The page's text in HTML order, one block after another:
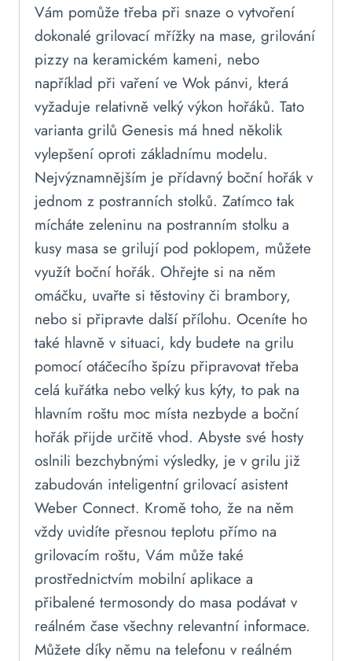
Vám pomůže třeba při snaze o vytvoření
dokonalé grilovací mřížky na mase, grilování
pizzy na keramickém kameni, nebo
například při vaření ve Wok pánvi, která
vyžaduje relativně velký výkon hořáků. Tato
varianta grilů Genesis má hned několik
vylepšení oproti základnímu modelu.
Nejvýznamnějším je přídavný boční hořák v
jednom z postranních stolků. Zatímco tak
mícháte zeleninu na postranním stolku a
kusy masa se grilují pod poklopem, můžete
využít boční hořák. Ohřejte si na něm
omáčku, uvařte si těstoviny či brambory,
nebo si připravte další přílohu. Oceníte ho
také hlavně v situaci, kdy budete na grilu
pomocí otáčecího špízu připravovat třeba
celá kuřátka nebo velký kus kýty, to pak na
hlavním roštu moc místa nezbyde a boční
hořák přijde určitě vhod. Abyste své hosty
oslnili bezchybnými výsledky, je v grilu již
zabudován inteligentní grilovací asistent
Weber Connect. Kromě toho, že na něm
vždy uvidíte přesnou teplotu přímo na
grilovacím roštu, Vám může také
prostřednictvím mobilní aplikace a
přibalené termosondy do masa podávat v
reálném čase všechny relevantní informace.
Můžete díky němu na telefonu v reálném